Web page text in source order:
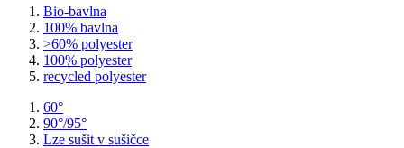
Bio-bavlna
100% bavlna
>60% polyester
100% polyester
recycled polyester
60°
90°/95°
Lze sušit v sušičce